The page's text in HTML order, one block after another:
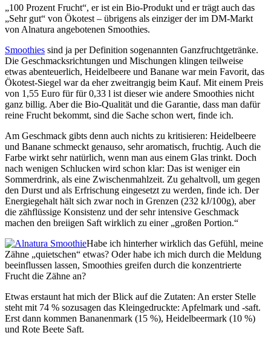
„100 Prozent Frucht“, er ist ein Bio-Produkt und er trägt auch das
„Sehr gut“ von Ökotest – übrigens als einziger der im DM-Markt
von Alnatura angebotenen Smoothies.
Smoothies sind ja per Definition sogenannten Ganzfruchtgetränke.
Die Geschmacksrichtungen und Mischungen klingen teilweise
etwas abenteuerlich, Heidelbeere und Banane war mein Favorit, das
Ökotest-Siegel war da eher zweitrangig beim Kauf. Mit einem Preis
von 1,55 Euro für für 0,33 l ist dieser wie andere Smoothies nicht
ganz billig. Aber die Bio-Qualität und die Garantie, dass man dafür
reine Frucht bekommt, sind die Sache schon wert, finde ich.
Am Geschmack gibts denn auch nichts zu kritisieren: Heidelbeere
und Banane schmeckt genauso, sehr aromatisch, fruchtig. Auch die
Farbe wirkt sehr natürlich, wenn man aus einem Glas trinkt. Doch
nach wenigen Schlucken wird schon klar: Das ist weniger ein
Sommerdrink, als eine Zwischenmahlzeit. Zu gehaltvoll, um gegen
den Durst und als Erfrischung eingesetzt zu werden, finde ich. Der
Energiegehalt hält sich zwar noch in Grenzen (232 kJ/100g), aber
die zähflüssige Konsistenz und der sehr intensive Geschmack
machen den breiigen Saft wirklich zu einer „großen Portion.“
Habe ich hinterher wirklich das Gefühl, meine
Zähne „quietschen“ etwas? Oder habe ich mich durch die Meldung
beeinflussen lassen, Smoothies greifen durch die konzentrierte
Frucht die Zähne an?
Etwas erstaunt hat mich der Blick auf die Zutaten: An erster Stelle
steht mit 74 % sozusagen das Kleingedruckte: Apfelmark und -saft.
Erst dann kommen Bananenmark (15 %), Heidelbeermark (10 %)
und Rote Beete Saft.